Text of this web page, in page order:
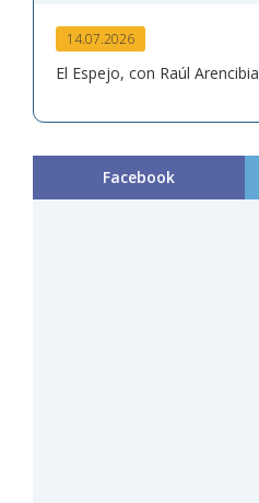
14.07.2026
El Espejo, con Raúl Arencibia
Facebook